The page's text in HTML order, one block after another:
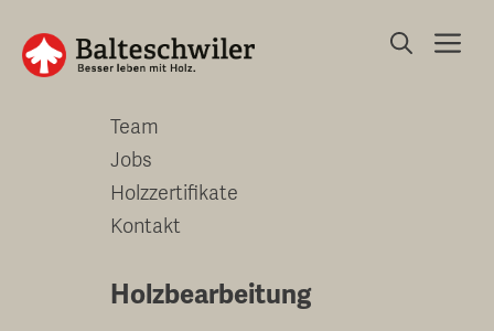
zum
Inhalt
Unternehmen
Team
Jobs
Holzzertifikate
Kontakt
Holzbearbeitung